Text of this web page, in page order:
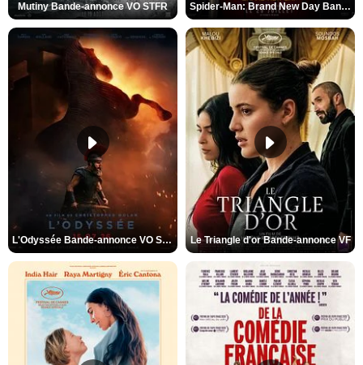
Mutiny Bande-annonce VO STFR Spider-Man: Brand New Day Bande-annonce VO STFR
L'Odyssée Bande-annonce VO STFR Le Triangle d'or Bande-annonce VF